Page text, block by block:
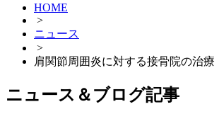
HOME
>
ニュース
>
肩関節周囲炎に対する接骨院の治療
ニュース＆ブログ記事